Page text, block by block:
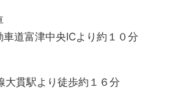
車道富津中央ICより約１０分
大貫駅より徒歩約１６分